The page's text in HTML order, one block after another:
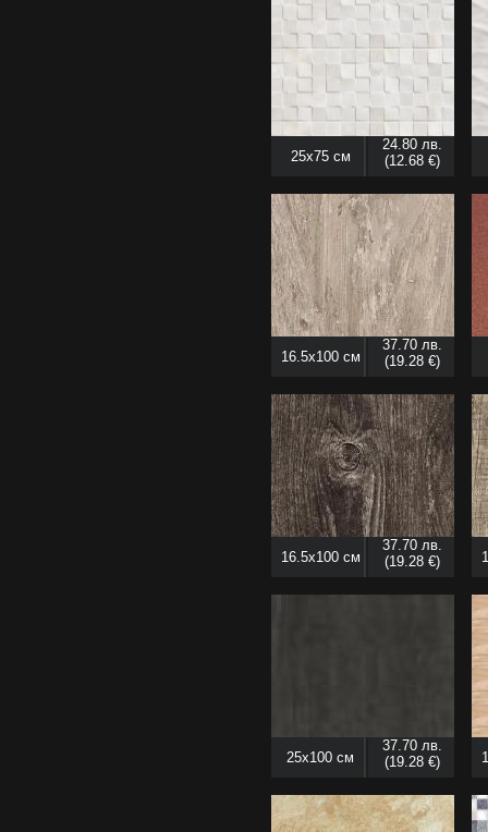
25x75 см
24.80 лв.
(12.68 €)
16.5x100 см
37.70 лв.
(19.28 €)
16.5x100 см
37.70 лв.
(19.28 €)
25x100 см
37.70 лв.
(19.28 €)